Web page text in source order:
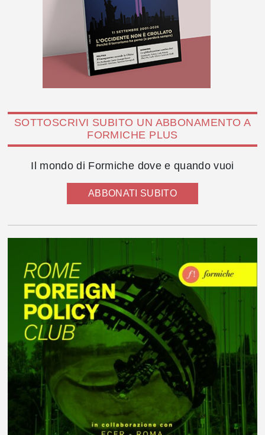
SOTTOSCRIVI SUBITO UN ABBONAMENTO A
FORMICHE PLUS
Il mondo di Formiche dove e quando vuoi
ABBONATI SUBITO